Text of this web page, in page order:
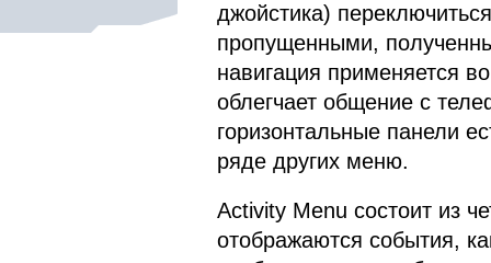
джойстика)
пропущенными,
навигация применяется
облегчает общение с
горизонтальные панели
ряде других меню.
Activity Menu состоит из
отображаются события,